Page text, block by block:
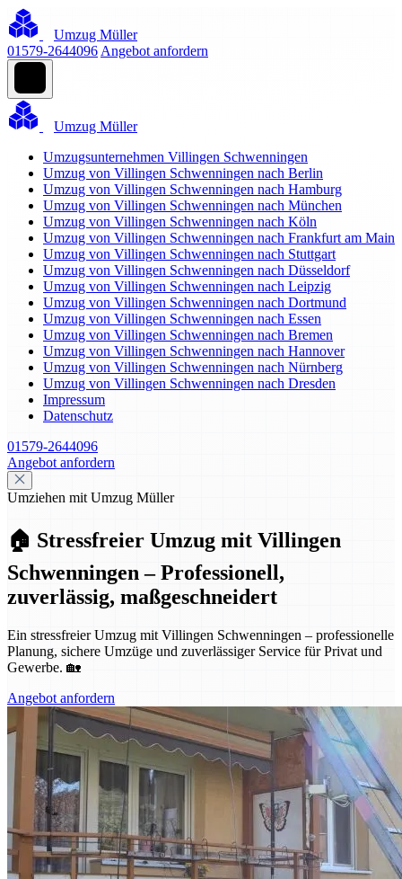
Umzug Müller
01579-2644096 Angebot anfordern
Umzug Müller
Umzugsunternehmen Villingen Schwenningen
Umzug von Villingen Schwenningen nach Berlin
Umzug von Villingen Schwenningen nach Hamburg
Umzug von Villingen Schwenningen nach München
Umzug von Villingen Schwenningen nach Köln
Umzug von Villingen Schwenningen nach Frankfurt am Main
Umzug von Villingen Schwenningen nach Stuttgart
Umzug von Villingen Schwenningen nach Düsseldorf
Umzug von Villingen Schwenningen nach Leipzig
Umzug von Villingen Schwenningen nach Dortmund
Umzug von Villingen Schwenningen nach Essen
Umzug von Villingen Schwenningen nach Bremen
Umzug von Villingen Schwenningen nach Hannover
Umzug von Villingen Schwenningen nach Nürnberg
Umzug von Villingen Schwenningen nach Dresden
Impressum
Datenschutz
01579-2644096
Angebot anfordern
Umziehen mit Umzug Müller
🏠 Stressfreier Umzug mit Villingen
Schwenningen – Professionell,
zuverlässig, maßgeschneidert
Ein stressfreier Umzug mit Villingen Schwenningen – professionelle
Planung, sichere Umzüge und zuverlässiger Service für Privat und
Gewerbe. 🏡
Angebot anfordern